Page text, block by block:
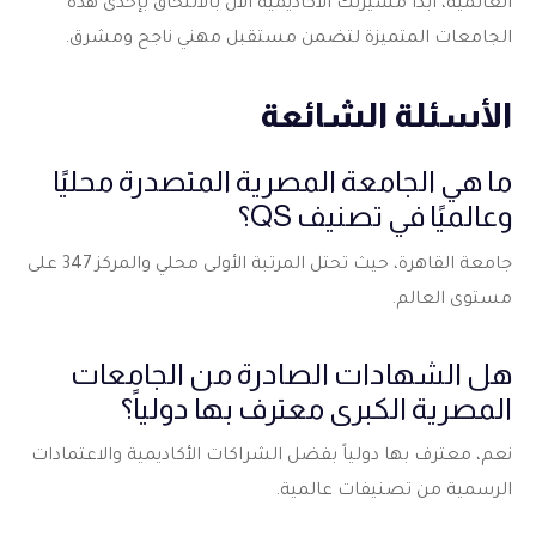
العالمية، ابدأ مسيرتك الأكاديمية الآن بالالتحاق بإحدى هذه
الجامعات المتميزة لتضمن مستقبل مهني ناجح ومشرق.
الأسئلة الشائعة
ما هي الجامعة المصرية المتصدرة محليًا
وعالميًا في تصنيف QS؟
جامعة القاهرة، حيث تحتل المرتبة الأولى محلي والمركز 347 على
مستوى العالم.
هل الشهادات الصادرة من الجامعات
المصرية الكبرى معترف بها دولياً؟
نعم، معترف بها دولياً بفضل الشراكات الأكاديمية والاعتمادات
الرسمية من تصنيفات عالمية.